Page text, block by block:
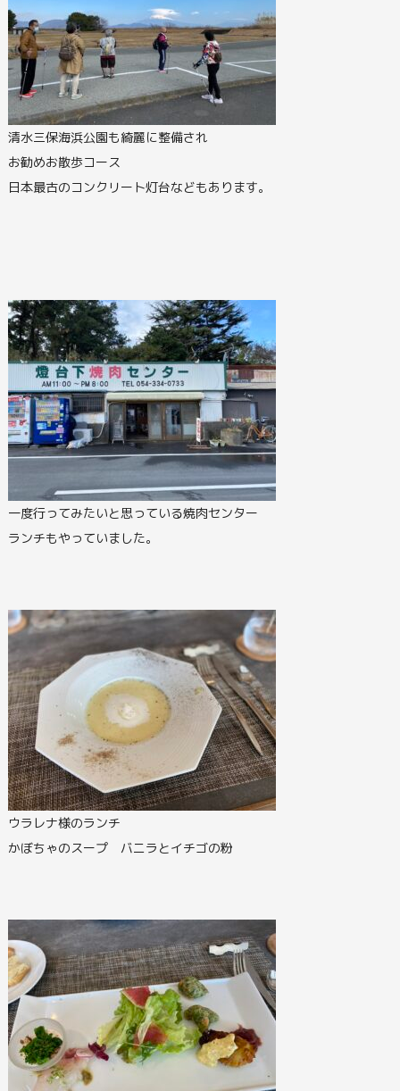
清水三保海浜公園も綺麗に整備され
お勧めお散歩コース
日本最古のコンクリート灯台などもあります。
一度行ってみたいと思っている焼肉センター
ランチもやっていました。
ウラレナ様のランチ
かぼちゃのスープ バニラとイチゴの粉